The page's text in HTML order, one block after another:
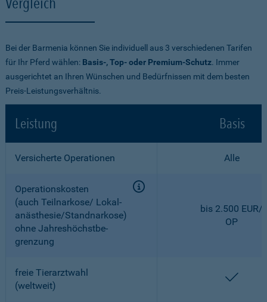
Bei der Barmenia können Sie individuell aus 3 verschiedenen Tarifen
für Ihr Pferd wählen: Basis-, Top- oder Premium-Schutz. Immer
ausgerichtet an Ihren Wünschen und Bedürfnissen mit dem besten
Preis-Leistungsverhältnis.
Leistung Basis
Versicherte Operationen Alle
Operationskosten
(auch Teilnarkose/ Lokal­
anästhesie/Standnarkose)
ohne Jahreshöchstbe­
grenzung
bis 2.500 EUR/
OP
freie Tierarztwahl
(weltweit)